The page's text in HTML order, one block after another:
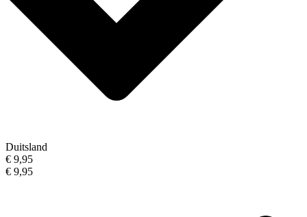
Duitsland
€ 9,95
€ 9,95